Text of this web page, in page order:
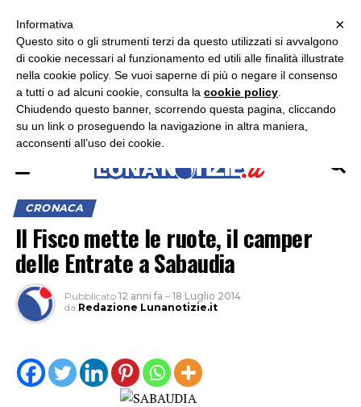
ASCOLTA RADIO LUNA
CRONACA
Il Fisco mette le ruote, il camper
delle Entrate a Sabaudia
Pubblicato 12 anni fa – 18 Luglio 2014
da Redazione Lunanotizie.it
×
×
Informativa
Questo sito o gli strumenti terzi da questo utilizzati si avvalgono
di cookie necessari al funzionamento ed utili alle finalità illustrate
nella cookie policy. Se vuoi saperne di più o negare il consenso
a tutti o ad alcuni cookie, consulta la cookie policy
Chiudendo questo banner, scorrendo questa pagina, cliccando
su un link o proseguendo la navigazione in altra maniera,
acconsenti all’uso dei cookie.